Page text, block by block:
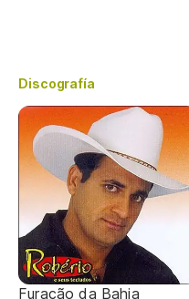
Discografía
Furacão da Bahia